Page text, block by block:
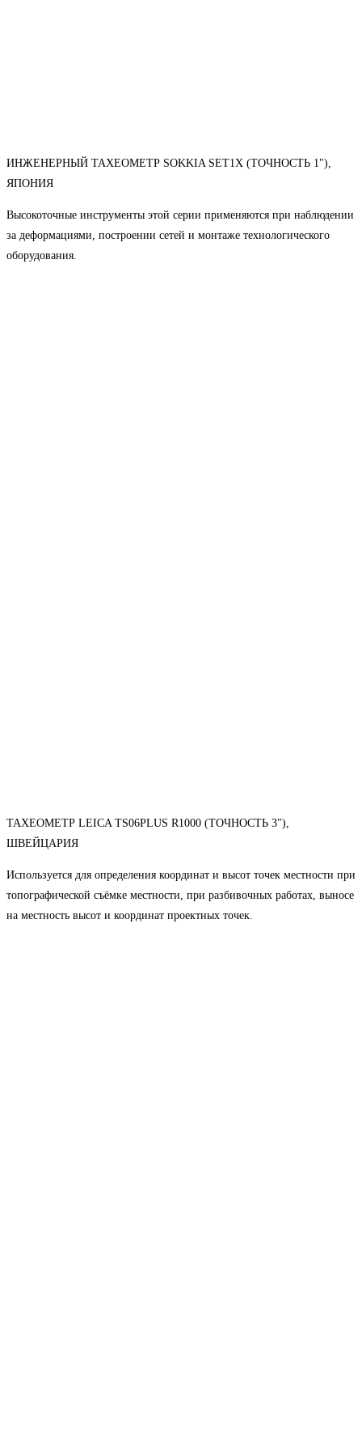
ИНЖЕНЕРНЫЙ ТАХЕОМЕТР SOKKIA SET1X (ТОЧНОСТЬ 1"),
ЯПОНИЯ
Высокоточные инструменты этой серии применяются при наблюдении
за деформациями, построении сетей и монтаже технологического
оборудования.
ТАХЕОМЕТР LEICA TS06PLUS R1000 (ТОЧНОСТЬ 3"),
ШВЕЙЦАРИЯ
Используется для определения координат и высот точек местности при
топографической съёмке местности, при разбивочных работах, выносе
на местность высот и координат проектных точек.